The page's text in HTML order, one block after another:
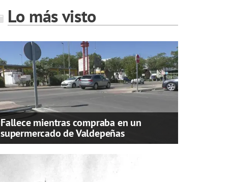
Lo más visto
Fallece mientras compraba en un
supermercado de Valdepeñas